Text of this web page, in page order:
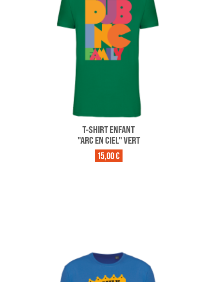
T-SHIRT ENFANT
"ARC EN CIEL" VERT
15,00 €